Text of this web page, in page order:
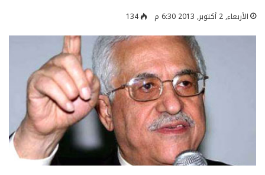
الأربعاء, 2 أكتوبر, 2013 6:30 م 134